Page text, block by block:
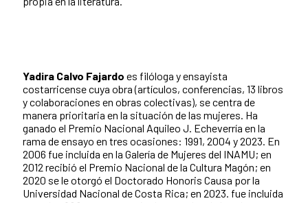
Yadira Calvo Fajardo es filóloga y ensayista
costarricense cuya obra (artículos, conferencias, 13 libros
y colaboraciones en obras colectivas), se centra de
manera prioritaria en la situación de las mujeres. Ha
ganado el Premio Nacional Aquileo J. Echeverría en la
rama de ensayo en tres ocasiones: 1991, 2004 y 2023. En
2006 fue incluida en la Galería de Mujeres del INAMU; en
2012 recibió el Premio Nacional de la Cultura Magón; en
2020 se le otorgó el Doctorado Honoris Causa por la
Universidad Nacional de Costa Rica; en 2023. fue incluida